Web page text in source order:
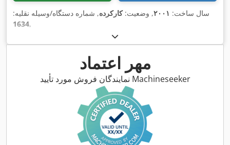
سال ساخت: ۲۰۰۱, وضعیت:کارکرده, شماره دستگاه/وسیله نقلیه:
1634,
مهر اعتماد
نمایندگان فروش مورد تأیید Machineseeker